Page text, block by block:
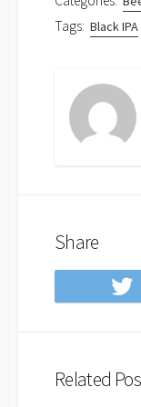
Tags: Black IPA
Share
Related